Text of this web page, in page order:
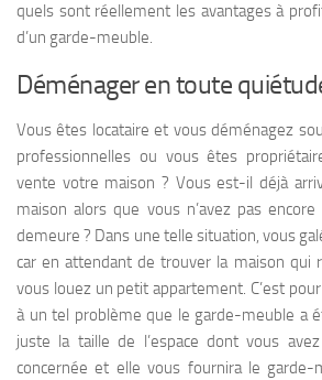
quels sont réellement les avantages à
d’un garde-meuble.
Déménager en toute
Vous êtes locataire et vous déménagez
professionnelles ou vous êtes
vente votre maison ? Vous est-il déjà
maison alors que vous n’avez pas
demeure ? Dans une telle situation, vous
car en attendant de trouver la maison qui
vous louez un petit appartement. C’est
à un tel problème que le garde-meuble a
juste la taille de l’espace dont vous
concernée et elle vous fournira le garde-